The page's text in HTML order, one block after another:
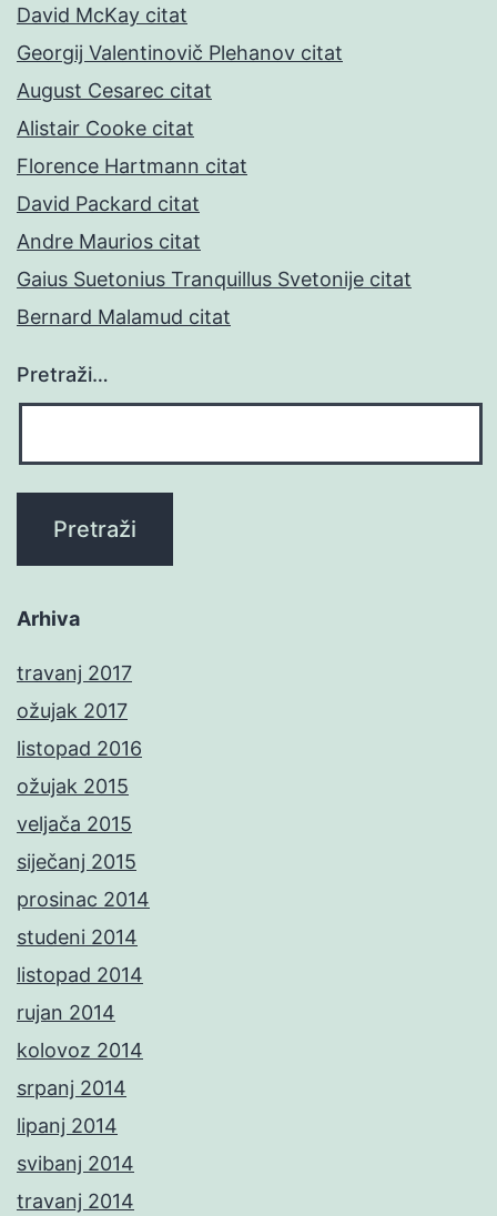
David McKay citat
Georgij Valentinovič Plehanov citat
August Cesarec citat
Alistair Cooke citat
Florence Hartmann citat
David Packard citat
Andre Maurios citat
Gaius Suetonius Tranquillus Svetonije citat
Bernard Malamud citat
Pretraži…
Arhiva
travanj 2017
ožujak 2017
listopad 2016
ožujak 2015
veljača 2015
siječanj 2015
prosinac 2014
studeni 2014
listopad 2014
rujan 2014
kolovoz 2014
srpanj 2014
lipanj 2014
svibanj 2014
travanj 2014